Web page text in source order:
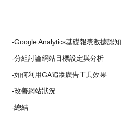
-Google Analytics基礎報表數據認知
-分組討論網站目標設定與分析
-如何利用GA追蹤廣告工具效果
-改善網站狀況
-總結